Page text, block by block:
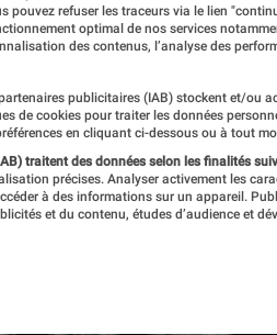
pouvez refuser les traceurs via le lien
optimal de nos services
des contenus, l’analyse des
publicitaires (IAB) stockent et/ou
de cookies pour traiter les données
en cliquant ci-dessous ou à tout
traitent des données selon les finalités
précises. Analyser activement les
à des informations sur un appareil.
et du contenu, études d’audience et